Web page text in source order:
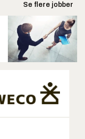
Se flere jobber